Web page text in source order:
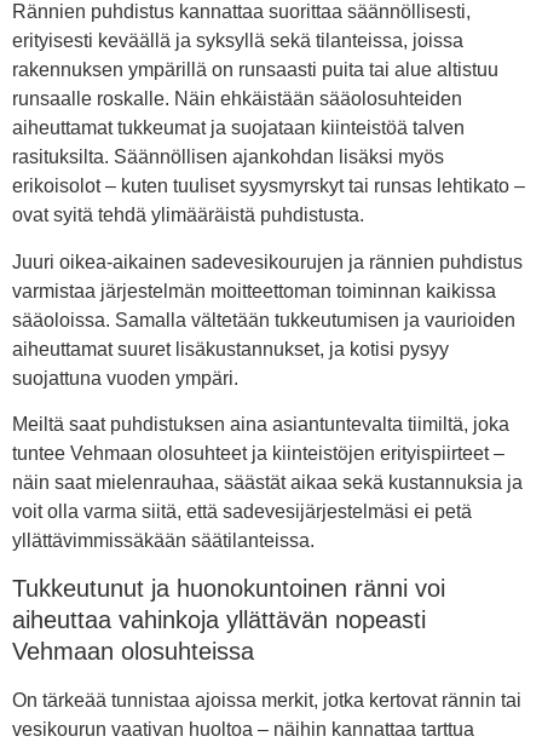
Rännien puhdistus kannattaa suorittaa säännöllisesti,
erityisesti keväällä ja syksyllä sekä tilanteissa, joissa
rakennuksen ympärillä on runsaasti puita tai alue altistuu
runsaalle roskalle. Näin ehkäistään sääolosuhteiden
aiheuttamat tukkeumat ja suojataan kiinteistöä talven
rasituksilta. Säännöllisen ajankohdan lisäksi myös
erikoisolot – kuten tuuliset syysmyrskyt tai runsas lehtikato –
ovat syitä tehdä ylimääräistä puhdistusta.
Juuri oikea-aikainen sadevesikourujen ja rännien puhdistus
varmistaa järjestelmän moitteettoman toiminnan kaikissa
sääoloissa. Samalla vältetään tukkeutumisen ja vaurioiden
aiheuttamat suuret lisäkustannukset, ja kotisi pysyy
suojattuna vuoden ympäri.
Meiltä saat puhdistuksen aina asiantuntevalta tiimiltä, joka
tuntee Vehmaan olosuhteet ja kiinteistöjen erityispiirteet –
näin saat mielenrauhaa, säästät aikaa sekä kustannuksia ja
voit olla varma siitä, että sadevesijärjestelmäsi ei petä
yllättävimmissäkään säätilanteissa.
Tukkeutunut ja huonokuntoinen ränni voi
aiheuttaa vahinkoja yllättävän nopeasti
Vehmaan olosuhteissa
On tärkeää tunnistaa ajoissa merkit, jotka kertovat rännin tai
vesikourun vaativan huoltoa – näihin kannattaa tarttua